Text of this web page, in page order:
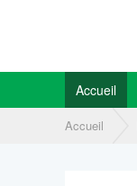
Accueil
Accueil